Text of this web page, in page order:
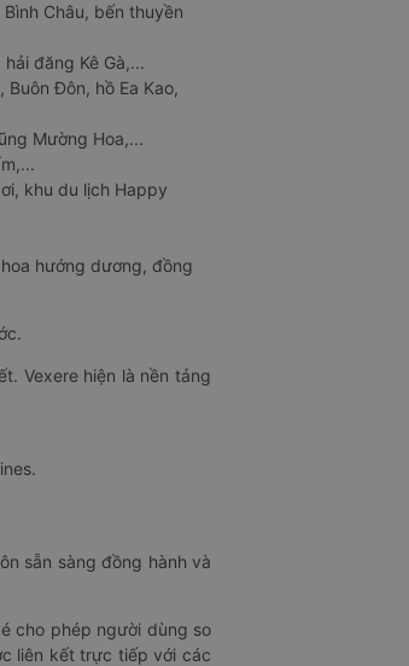
Châu, bến thuyền
đăng Kê Gà,...
Đôn, hồ Ea Kao,
Mường Hoa,...
khu du lịch Happy
hướng dương, đồng
Vexere hiện là nền tảng
sẵn sàng đồng hành và
cho phép người dùng so
liên kết trực tiếp với các